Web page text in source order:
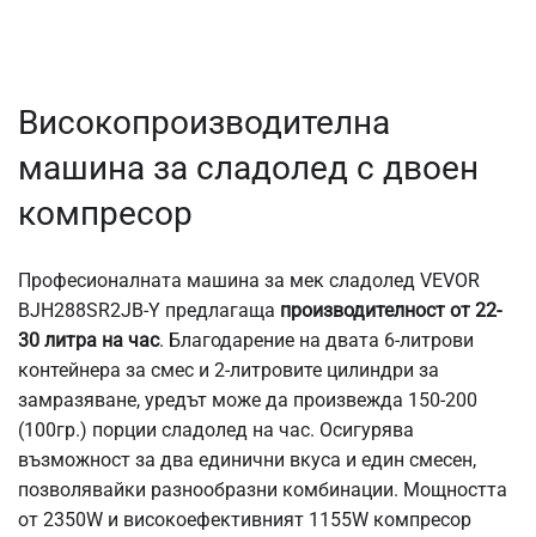
Високопроизводителна
машина за сладолед с двоен
компресор
Професионалната машина за мек сладолед VEVOR
BJH288SR2JB-Y предлагаща производителност от 22-
30 литра на час. Благодарение на двата 6-литрови
контейнера за смес и 2-литровите цилиндри за
замразяване, уредът може да произвежда 150-200
(100гр.) порции сладолед на час. Осигурява
възможност за два единични вкуса и един смесен,
позволявайки разнообразни комбинации. Мощността
от 2350W и високоефективният 1155W компресор